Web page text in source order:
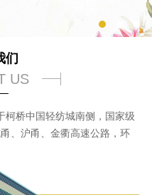
们
US
柯桥中国轻纺城南侧，国家级
、沪甬、金衢高速公路，环